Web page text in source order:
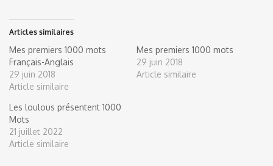
Articles similaires
Mes premiers 1000 mots
Français-Anglais
29 juin 2018
Article similaire
Mes premiers 1000 mots
29 juin 2018
Article similaire
Les loulous présentent 1000
Mots
21 juillet 2022
Article similaire